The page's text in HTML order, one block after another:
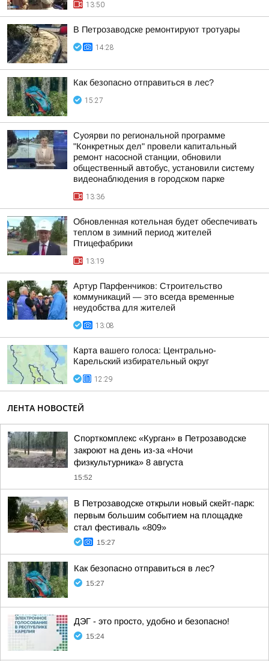
13:50
В Петрозаводске ремонтируют тротуары
14:28
Как безопасно отправиться в лес?
15:27
Суоярви по региональной программе
"Конкретных дел" провели капитальный
ремонт насосной станции, обновили
общественный автобус, установили систему
видеонаблюдения в городском парке
13:36
Обновленная котельная будет обеспечивать
теплом в зимний период жителей
Птицефабрики
13:19
Артур Парфенчиков: Строительство
коммуникаций — это всегда временные
неудобства для жителей
13:08
Карта вашего голоса: Центрально-
Карельский избирательный округ
12:29
ЛЕНТА НОВОСТЕЙ
Спорткомплекс «Курган» в Петрозаводске
закроют на день из-за «Ночи
физкультурника» 8 августа
15:52
В Петрозаводске открыли новый скейт-парк:
первым большим событием на площадке
стал фестиваль «809»
15:27
Как безопасно отправиться в лес?
15:27
ДЭГ - это просто, удобно и безопасно!
15:24